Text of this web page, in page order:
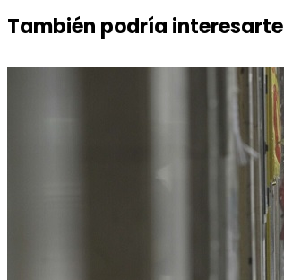
También podría interesarte